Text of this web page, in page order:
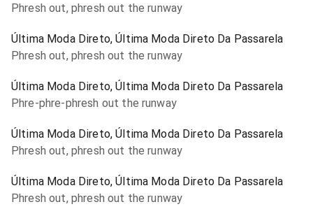
Phresh out, phresh out the runway
Última Moda Direto, Última Moda Direto Da Passarela
Phresh out, phresh out the runway
Última Moda Direto, Última Moda Direto Da Passarela
Phre-phre-phresh out the runway
Última Moda Direto, Última Moda Direto Da Passarela
Phresh out, phresh out the runway
Última Moda Direto, Última Moda Direto Da Passarela
Phresh out, phresh out the runway